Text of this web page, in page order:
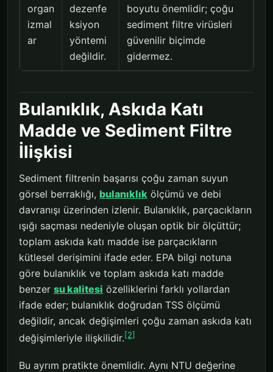
organ
izmal
ar
dezenfe
ksiyon
yöntemi
değildir.
boyutu önemlidir; çoğu
sediment filtre virüsleri
güvenilir biçimde
gidermez.
Bulanıklık, Askıda Katı
Madde ve Sediment Filtre
İlişkisi
Sediment filtrenin başarısı çoğu zaman suyun
görsel berraklığı, bulanıklık ölçümü ve debi
davranışı üzerinden izlenir. Bulanıklık, parçacıkların
ışığı saçması nedeniyle oluşan optik bir ölçüttür;
toplam askıda katı madde ise parçacıkların
kütlesel derişimini ifade eder. EPA bilgi notuna
göre bulanıklık ve toplam askıda katı madde
benzer su kalitesi özelliklerini farklı yollardan
ifade eder; bulanıklık doğrudan TSS ölçümü
değildir, ancak değişimleri çoğu zaman askıda katı
değişimleriyle ilişkilidir.[2]
Bu ayrım pratikte önemlidir. Aynı NTU değerine